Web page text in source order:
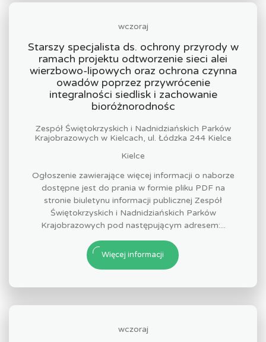
wczoraj
Starszy specjalista ds. ochrony przyrody w
ramach projektu odtworzenie sieci alei
wierzbowo-lipowych oraz ochrona czynna
owadów poprzez przywrócenie
integralności siedlisk i zachowanie
bioróżnorodnośc
Zespół Świętokrzyskich i Nadnidziańskich Parków
Krajobrazowych w Kielcach, ul. Łódzka 244 Kielce
Kielce
Ogłoszenie zawierające więcej informacji o naborze
dostępne jest do prania w formie pliku PDF na
stronie biuletynu informacji publicznej Zespół
Świętokrzyskich i Nadnidziańskich Parków
Krajobrazowych pod następującym adresem:...
Więcej informacji
wczoraj